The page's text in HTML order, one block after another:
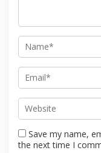
Save my name,
the next time I